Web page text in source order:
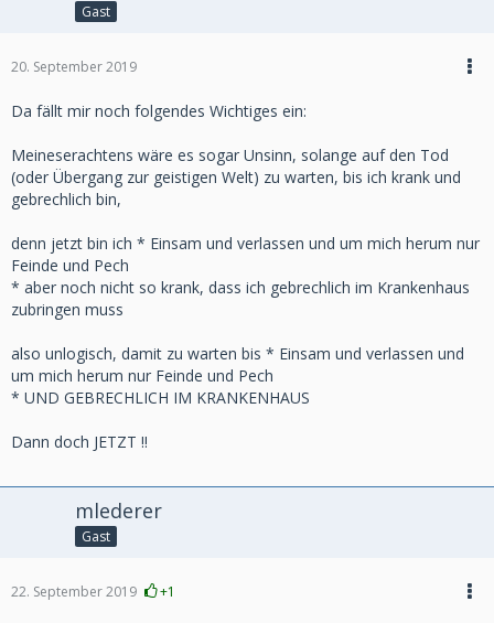
Gast
20. September 2019
Da fällt mir noch folgendes Wichtiges ein:
Meineserachtens wäre es sogar Unsinn, solange auf den Tod
(oder Übergang zur geistigen Welt) zu warten, bis ich krank und
gebrechlich bin,
denn jetzt bin ich * Einsam und verlassen und um mich herum nur
Feinde und Pech
* aber noch nicht so krank, dass ich gebrechlich im Krankenhaus
zubringen muss
also unlogisch, damit zu warten bis * Einsam und verlassen und
um mich herum nur Feinde und Pech
* UND GEBRECHLICH IM KRANKENHAUS
Dann doch JETZT !!
mlederer
Gast
22. September 2019 +1